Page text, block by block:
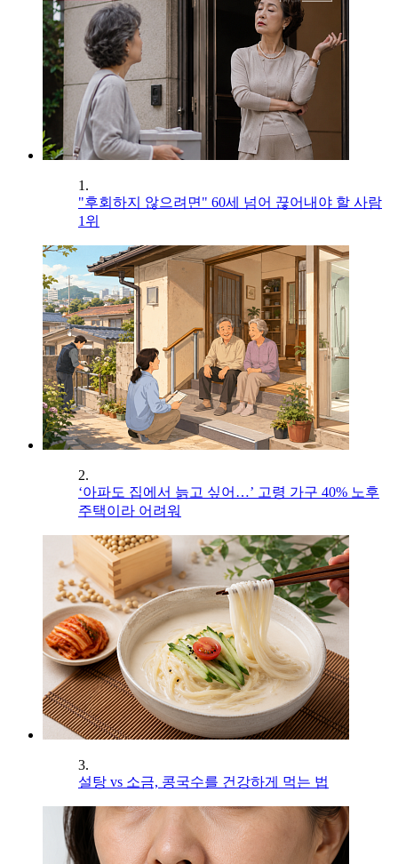
1.
"후회하지 않으려면" 60세 넘어 끊어내야 할 사람
1위
2.
‘아파도 집에서 늙고 싶어…’ 고령 가구 40% 노후
주택이라 어려워
3.
설탕 vs 소금, 콩국수를 건강하게 먹는 법